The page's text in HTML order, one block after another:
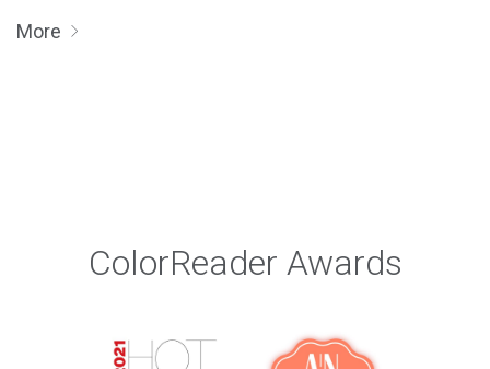
More
ColorReader Awards